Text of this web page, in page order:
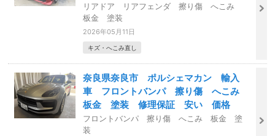
リアドア リアフェンダ 擦り傷 へこみ
板金 塗装
2026年05月11日
キズ・へこみ直し
奈良県奈良市 ポルシェマカン 輸入
車 フロントバンパ 擦り傷 へこみ
板金 塗装 修理保証 安い 価格
フロントバンパ 擦り傷 へこみ 板金 塗
装